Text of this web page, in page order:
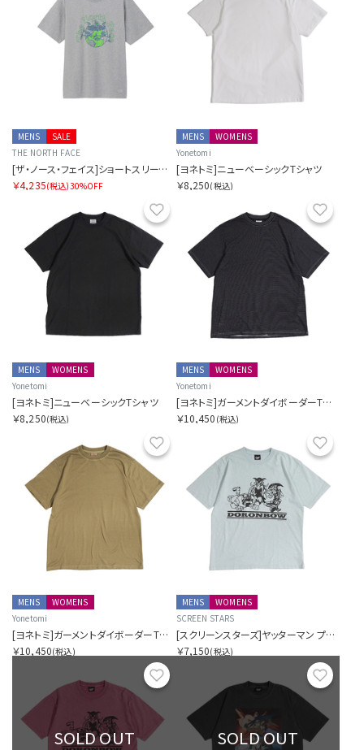
SALE
MENS
THE NORTH FACE
[ザ・ノース・フェイス]ショートスリーブグラウンドフラワーティー
￥4,235(税込)30%OFF
MENS
WOMENS
Yonetomi
[ヨネトミ]ニューベーシックTシャツ
￥8,250(税込)
お気に入り
MENS
WOMENS
Yonetomi
[ヨネトミ]ニューベーシックTシャツ
￥8,250(税込)
MENS
WOMENS
Yonetomi
[ヨネトミ]ガーメントダイボーダーTシャツ
￥10,450 (税込)
お気に入り
MENS
WOMENS
Yonetomi
[ヨネトミ]ガーメントダイボーダーTシャツ
￥10,450(税込)
MENS
WOMENS
SCREEN STARS
[スクリーンスターズ]ヤッターマン プリントT
￥7,150(税込)
お気に入り
SOLD OUT SOLD OUT